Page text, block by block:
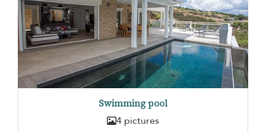
Swimming pool
4 pictures